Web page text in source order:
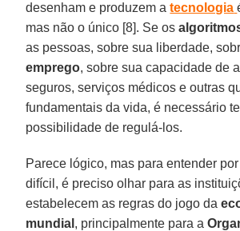
desenham e produzem atecnologia
mas não o único [8]. Se os
as pessoas, sobre sua liberdade,
emprego, sobre sua capacidade de
seguros, serviços médicos e outras
fundamentais da vida, é necessário
possibilidade de regulá-los.
Parece lógico, mas para entender
difícil, é preciso olhar para as
estabelecem as regras do jogo da
mundial , principalmente para a